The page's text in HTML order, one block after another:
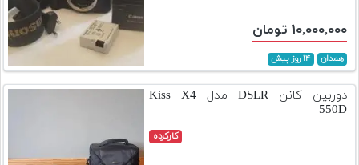
۱۰,۰۰۰,۰۰۰ تومان
همدان ۱۴ روز پیش
دوربین کانن DSLR مدل Kiss X4
550D
کارکرده